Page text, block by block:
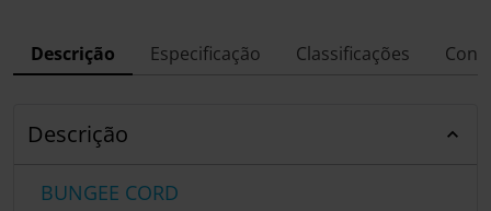
Descrição Especificação Classificações
Descrição
BUNGEE CORD